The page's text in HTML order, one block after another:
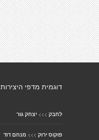
דוגמית מדפי היצירות
לחבק >>> יצחק גור
פוקוס ירוק >>> מנחם דוד